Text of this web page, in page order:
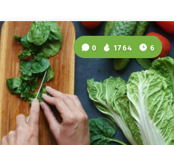
0 1764 6